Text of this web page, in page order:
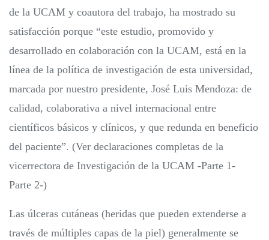
de la UCAM y coautora del trabajo, ha mostrado su
satisfacción porque “este estudio, promovido y
desarrollado en colaboración con la UCAM, está en la
línea de la política de investigación de esta universidad,
marcada por nuestro presidente, José Luis Mendoza: de
calidad, colaborativa a nivel internacional entre
científicos básicos y clínicos, y que redunda en beneficio
del paciente”. (Ver declaraciones completas de la
vicerrectora de Investigación de la UCAM -Parte 1-
Parte 2-)
Las úlceras cutáneas (heridas que pueden extenderse a
través de múltiples capas de la piel) generalmente se